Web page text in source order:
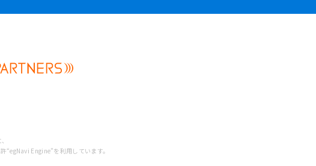
“egNavi Engine”を利用しています。